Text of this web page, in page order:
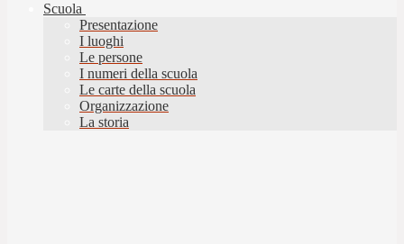
Scuola
Presentazione
I luoghi
Le persone
I numeri della scuola
Le carte della scuola
Organizzazione
La storia